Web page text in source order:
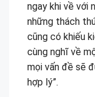
ngay khi về với
những thách
cũng có khiếu
cùng nghĩ về
mọi vấn đề sẽ
hợp lý”.